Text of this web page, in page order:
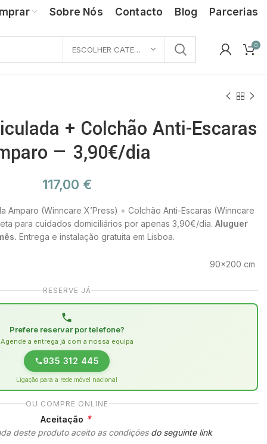
Sobre Nós Contacto Blog Parcerias
ESCOLHER CATEGORIA 0
+ Colchão Anti-Escaras
— 3,90€/dia
117,00 €
Amparo (Winncare X’Press) + Colchão Anti-Escaras (Winncare
para cuidados domiciliários por apenas 3,90€/dia. Aluguer
Entrega e instalação gratuita em Lisboa.
90×200 cm
RESERVE JÁ
Prefere reservar por telefone?
Agende a entrega já com a nossa equipa
935 312 445
Ligação para a rede móvel nacional
OU COMPRE ONLINE
Aceitação *
deste produto aceito as condições do seguinte link